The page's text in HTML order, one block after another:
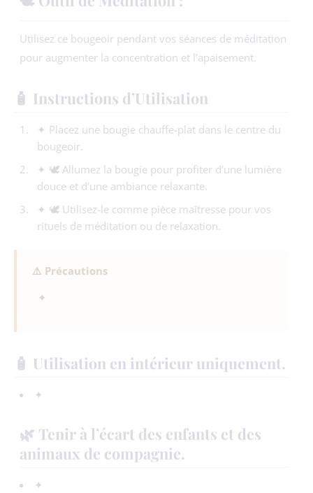
Utilisez ce bougeoir pendant vos séances de méditation
pour augmenter la concentration et l’apaisement.
🧴 Instructions d’Utilisation
✦ Placez une bougie chauffe-plat dans le centre du
bougeoir.
✦ 🕊️ Allumez la bougie pour profiter d’une lumière
douce et d’une ambiance relaxante.
✦ 🕊️ Utilisez-le comme pièce maîtresse pour vos
rituels de méditation ou de relaxation.
⚠️ Précautions
✦
🧴 Utilisation en intérieur uniquement.
✦
🌿 Tenir à l’écart des enfants et des
animaux de compagnie.
✦